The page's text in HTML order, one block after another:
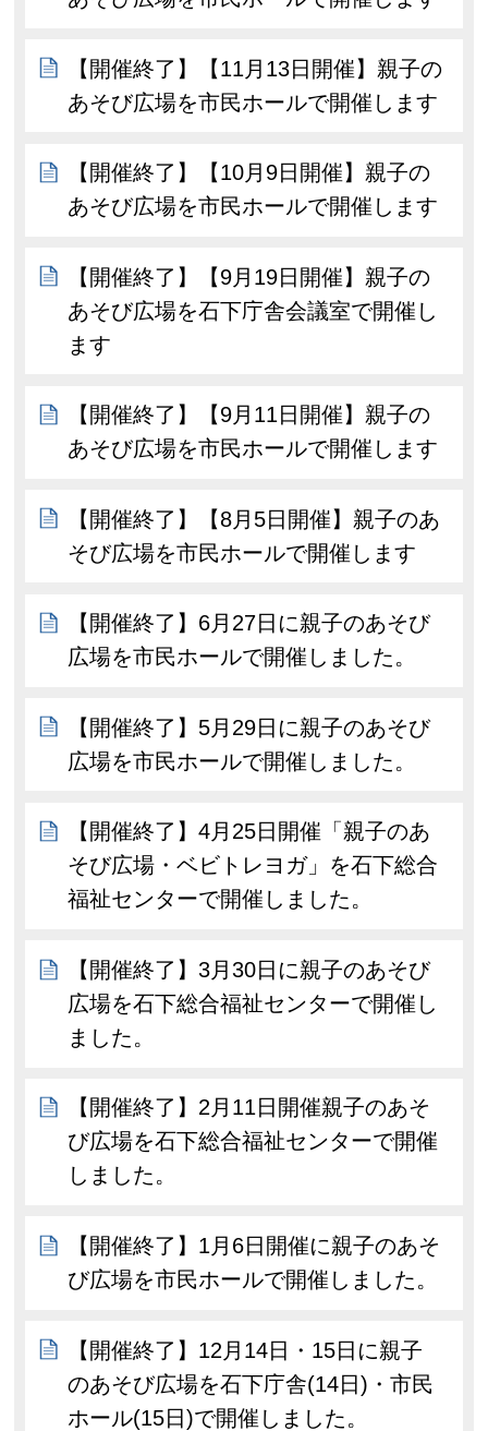
【開催終了】【11月13日開催】親子の
あそび広場を市民ホールで開催します
【開催終了】【10月9日開催】親子の
あそび広場を市民ホールで開催します
【開催終了】【9月19日開催】親子の
あそび広場を石下庁舎会議室で開催し
ます
【開催終了】【9月11日開催】親子の
あそび広場を市民ホールで開催します
【開催終了】【8月5日開催】親子のあ
そび広場を市民ホールで開催します
【開催終了】6月27日に親子のあそび
広場を市民ホールで開催しました。
【開催終了】5月29日に親子のあそび
広場を市民ホールで開催しました。
【開催終了】4月25日開催「親子のあ
そび広場・ベビトレヨガ」を石下総合
福祉センターで開催しました。
【開催終了】3月30日に親子のあそび
広場を石下総合福祉センターで開催し
ました。
【開催終了】2月11日開催親子のあそ
び広場を石下総合福祉センターで開催
しました。
【開催終了】1月6日開催に親子のあそ
び広場を市民ホールで開催しました。
【開催終了】12月14日・15日に親子
のあそび広場を石下庁舎(14日)・市民
ホール(15日)で開催しました。